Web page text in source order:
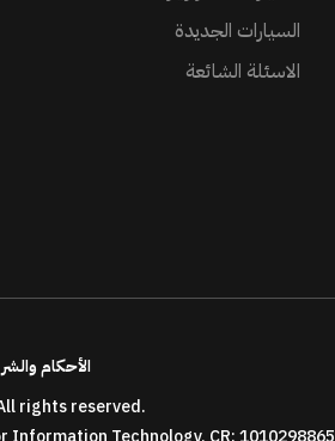
السيارات الجديدة
الاسئلة الشائعة
الأحكام
rights reserved.